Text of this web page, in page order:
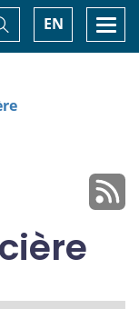
EN
Basculer
la
recherche